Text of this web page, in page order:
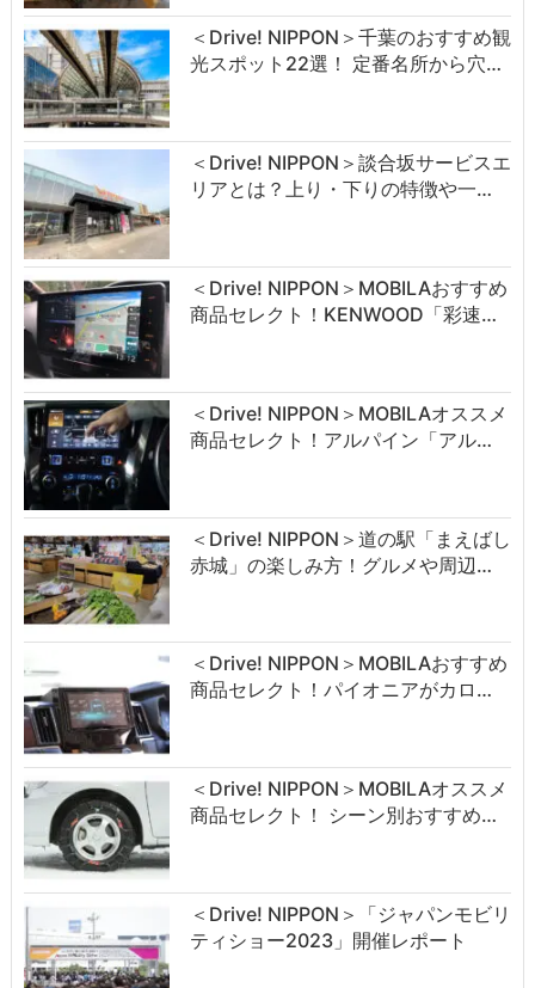
＜Drive! NIPPON＞千葉のおすすめ観
光スポット22選！ 定番名所から穴…
＜Drive! NIPPON＞談合坂サービスエ
リアとは？上り・下りの特徴や一…
＜Drive! NIPPON＞MOBILAおすすめ
商品セレクト！KENWOOD「彩速…
＜Drive! NIPPON＞MOBILAオススメ
商品セレクト！アルパイン「アル…
＜Drive! NIPPON＞道の駅「まえばし
赤城」の楽しみ方！グルメや周辺…
＜Drive! NIPPON＞MOBILAおすすめ
商品セレクト！パイオニアがカロ…
＜Drive! NIPPON＞MOBILAオススメ
商品セレクト！ シーン別おすすめ…
＜Drive! NIPPON＞「ジャパンモビリ
ティショー2023」開催レポート